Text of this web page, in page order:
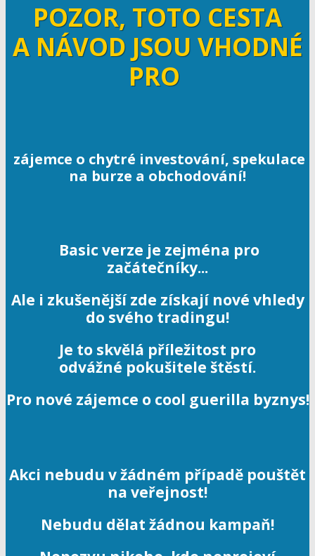
POZOR, TOTO CESTA
A NÁVOD JSOU VHODNÉ
PRO
zájemce o chytré investování, spekulace
na burze a obchodování!
Basic verze je zejména pro
začátečníky...
Ale i zkušenější zde získají nové vhledy
do svého tradingu!
Je to skvělá příležitost pro
odvážné pokušitele štěstí.
Pro nové zájemce o cool guerilla byznys!
Akci nebudu v žádném případě pouštět
na veřejnost!
Nebudu dělat žádnou kampaň!